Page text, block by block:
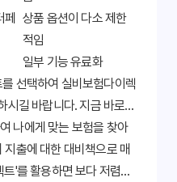
상품 옵션이 다소 제한
적임
일부 기능 유료화
선택하여 실비보험다이렉
랍니다. 지금 바로
나에게 맞는 보험을 찾아
출에 대한 대비책으로 매